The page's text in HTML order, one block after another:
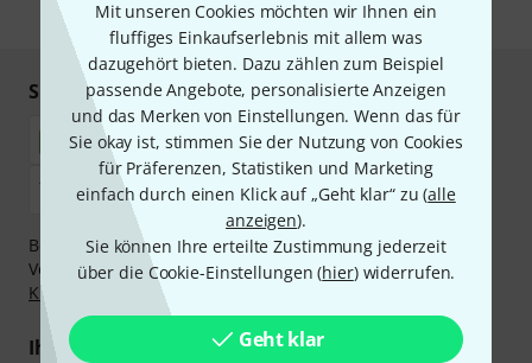
Mit unseren Cookies möchten wir Ihnen ein
fluffiges Einkaufserlebnis mit allem was
dazugehört bieten. Dazu zählen zum Beispiel
passende Angebote, personalisierte Anzeigen
und das Merken von Einstellungen. Wenn das für
Sie okay ist, stimmen Sie der Nutzung von Cookies
für Präferenzen, Statistiken und Marketing
einfach durch einen Klick auf „Geht klar“ zu (alle
anzeigen).
Sie können Ihre erteilte Zustimmung jederzeit
über die Cookie-Einstellungen (hier) widerrufen.
Geht klar
* Pflichtfeld
Sicher einkaufen & bezahlen
Bezahlen Sie vertraulich und sicher per Nachnahme,
Vorkasse, PayPal, Amazon Pay,Klarna Sofort bezahlen
Klarna Ratenzahlung
Ihre Vorteile